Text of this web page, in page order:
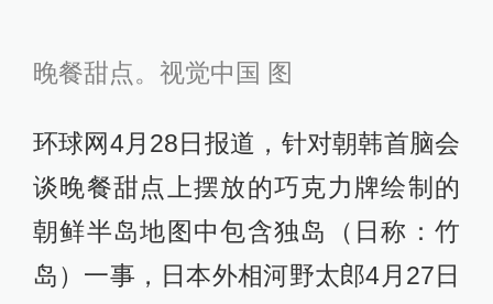
晚餐甜点。视觉中国 图
环球网4月28日报道，针对朝韩首脑会
谈晚餐甜点上摆放的巧克力牌绘制的
朝鲜半岛地图中包含独岛（日称：竹
岛）一事，日本外相河野太郎4月27日